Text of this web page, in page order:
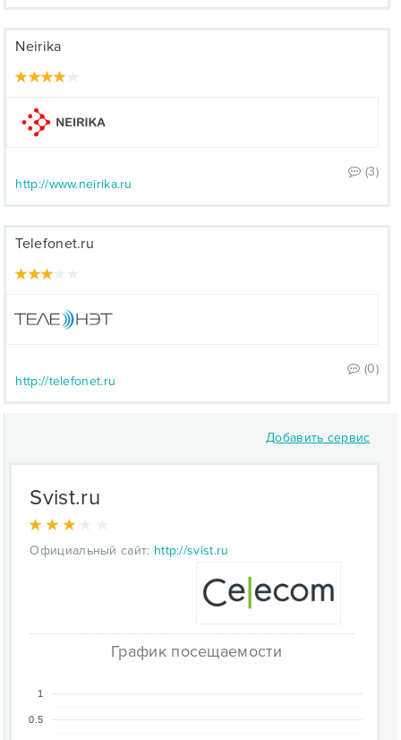
Neirika
(3)
http://www.neirika.ru
Telefonet.ru
(0)
http://telefonet.ru
Добавить сервис
Svist.ru
Официальный сайт: http://svist.ru
График посещаемости
0.5
1